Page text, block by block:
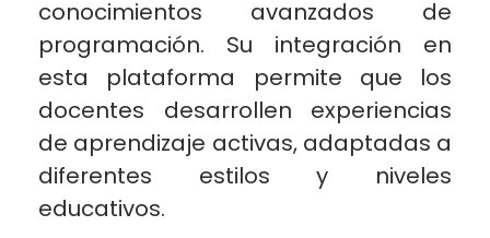
conocimientos avanzados de
programación. Su integración en
esta plataforma permite que los
docentes desarrollen experiencias
de aprendizaje activas, adaptadas a
diferentes estilos y niveles
educativos.